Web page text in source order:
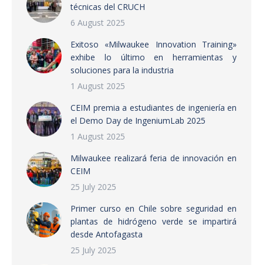
técnicas del CRUCH
6 August 2025
Exitoso «Milwaukee Innovation Training»
exhibe lo último en herramientas y
soluciones para la industria
1 August 2025
CEIM premia a estudiantes de ingeniería en
el Demo Day de IngeniumLab 2025
1 August 2025
Milwaukee realizará feria de innovación en
CEIM
25 July 2025
Primer curso en Chile sobre seguridad en
plantas de hidrógeno verde se impartirá
desde Antofagasta
25 July 2025